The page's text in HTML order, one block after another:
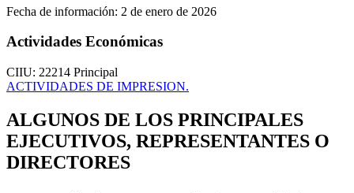
Fecha de información: 2 de enero de 2026
Actividades Económicas
CIIU: 22214 Principal
ACTIVIDADES DE IMPRESION.
ALGUNOS DE LOS PRINCIPALES
EJECUTIVOS, REPRESENTANTES O
DIRECTORES